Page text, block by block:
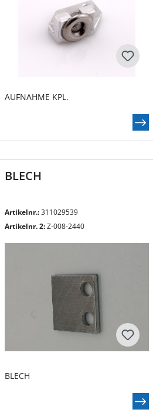
AUFNAHME KPL.
BLECH
Artikelnr.:311029539
Artikelnr. 2:Z-008-2440
BLECH